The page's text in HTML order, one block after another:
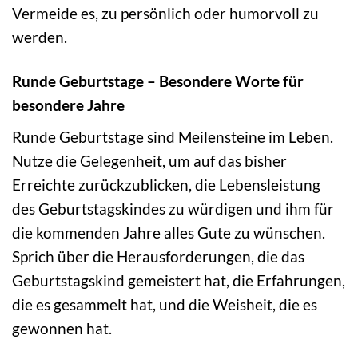
Vermeide es, zu persönlich oder humorvoll zu
werden.
Runde Geburtstage – Besondere Worte für
besondere Jahre
Runde Geburtstage sind Meilensteine im Leben.
Nutze die Gelegenheit, um auf das bisher
Erreichte zurückzublicken, die Lebensleistung
des Geburtstagskindes zu würdigen und ihm für
die kommenden Jahre alles Gute zu wünschen.
Sprich über die Herausforderungen, die das
Geburtstagskind gemeistert hat, die Erfahrungen,
die es gesammelt hat, und die Weisheit, die es
gewonnen hat.